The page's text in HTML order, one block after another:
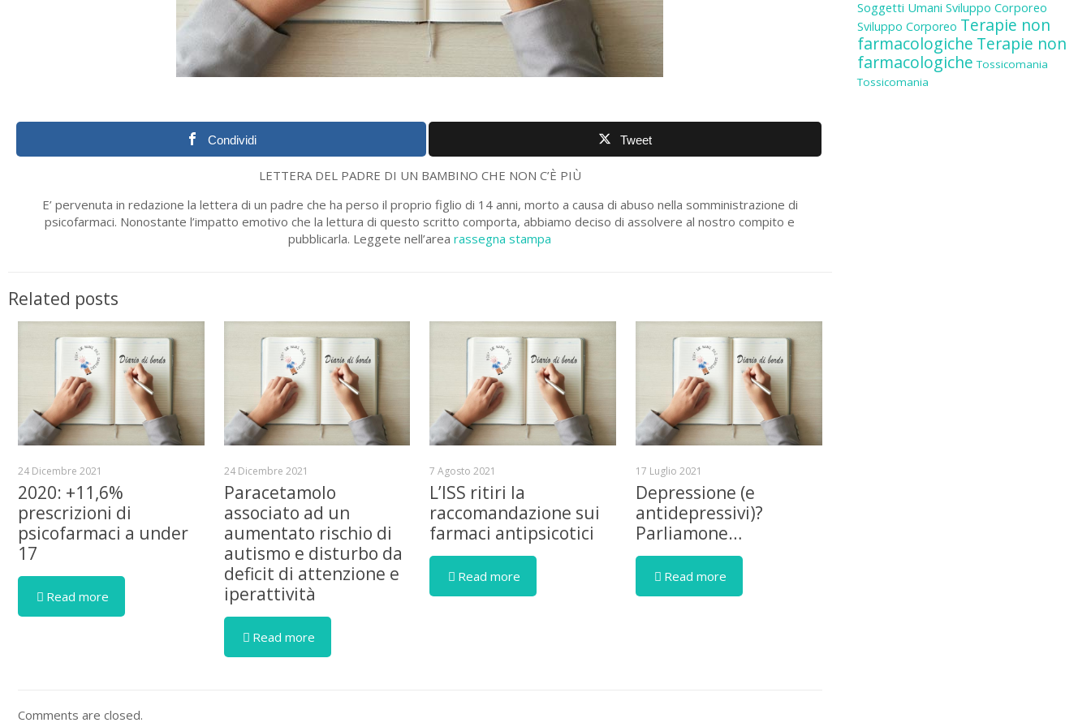
Condividi Tweet
LETTERA DEL PADRE DI UN BAMBINO CHE NON C’È PIÙ
E’ pervenuta in redazione la lettera di un padre che ha perso il proprio figlio di 14 anni, morto a causa di abuso nella somministrazione di
psicofarmaci. Nonostante l’impatto emotivo che la lettura di questo scritto comporta, abbiamo deciso di assolvere al nostro compito e
pubblicarla. Leggete nell’arearassegna stampa
Related posts
24 Dicembre 2021
2020: +11,6%
prescrizioni di
psicofarmaci a under
17
Read more
24 Dicembre 2021
Paracetamolo
associato ad un
aumentato rischio di
autismo e disturbo da
deficit di attenzione e
iperattività
Read more
7 Agosto 2021
L’ISS ritiri la
raccomandazione sui
farmaci antipsicotici
Read more
17 Luglio 2021
Depressione (e
antidepressivi)?
Parliamone…
Read more
Comments are closed.
Soggetti Umani Sviluppo Corporeo
Sviluppo Corporeo Terapie non
farmacologiche Terapie non
farmacologiche Tossicomania
Tossicomania